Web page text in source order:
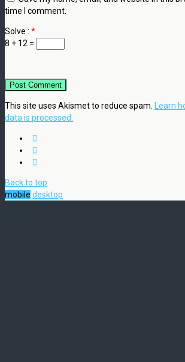
time I comment.
Solve : *
8 + 12 =
This site uses Akismet to reduce spam.
Learn
data is processed.
Back to top
mobile desktop